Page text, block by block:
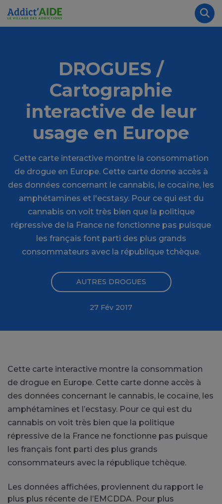
Aller au contenu principal
DROGUES /
Cartographie
interactive de leur
usage en Europe
Cette carte interactive montre la consommation
de drogue en Europe. Cette carte donne accès à
des données concernant le cannabis, le cocaïne, les
amphétamines et l'ecstasy. Pour ce qui est du
cannabis on voit très bien que la politique
répressive de la France ne fonctionne pas puisque
les français font parti des plus grands
consommateurs avec la république tchèque.
AUTRES DROGUES
27 Fév 2017
Cette carte interactive montre la consommation
de drogue en Europe. Cette carte donne accès à
des données concernant le cannabis, le cocaïne, les
amphétamines et l’ecstasy. Pour ce qui est du
cannabis on voit très bien que la politique
répressive de la France ne fonctionne pas puisque
les français font parti des plus grands
consommateurs avec la république tchèque.
Les données affichées, proviennent du rapport le
plus plus récente de l’EMCDDA. Pour plus
Panneau de gestion des cookies